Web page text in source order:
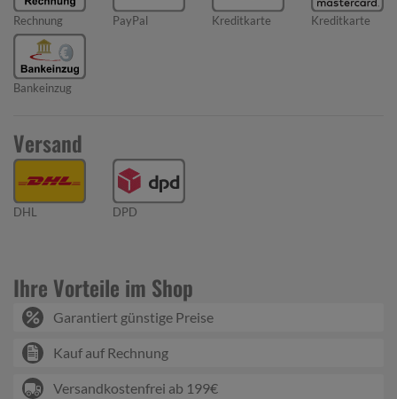
Rechnung PayPal Kreditkarte Kreditkarte
Bankeinzug
Versand
DHL DPD
Ihre Vorteile im Shop
Garantiert günstige Preise
Kauf auf Rechnung
Versandkostenfrei ab 199€